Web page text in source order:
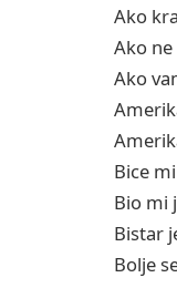
Ako
Ako
Ako
Bice
Bio mi
Bistar
Bolje